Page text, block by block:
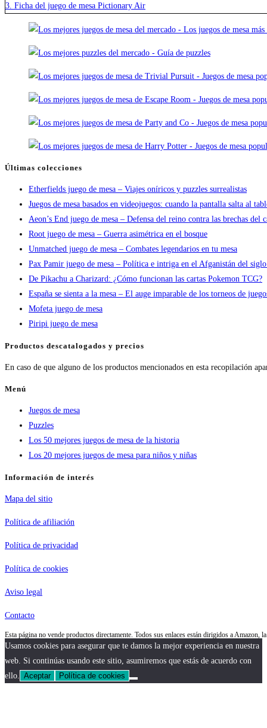
3. Ficha del juego de mesa Pictionary Air
Últimas colecciones
Etherfields juego de mesa – Viajes oníricos y puzzles surrealistas
Juegos de mesa basados en videojuegos: cuando la pantalla salta al
Aeon’s End juego de mesa – Defensa del reino contra las brechas del
Root juego de mesa – Guerra asimétrica en el bosque
Unmatched juego de mesa – Combates legendarios en tu mesa
Pax Pamir juego de mesa – Política e intriga en el Afganistán del
De Pikachu a Charizard: ¿Cómo funcionan las cartas Pokemon TCG?
España se sienta a la mesa – El auge imparable de los torneos de
Mofeta juego de mesa
Piripi juego de mesa
Productos descatalogados y precios
En caso de que alguno de los productos mencionados en esta recopilación
Menú
Juegos de mesa
Puzzles
Los 50 mejores juegos de mesa de la historia
Los 20 mejores juegos de mesa para niños y niñas
Información de interés
Mapa del sitio
Política de afiliación
Política de privacidad
Política de cookies
Aviso legal
Contacto
Esta página no vende productos directamente. Todos sus enlaces están dirigidos a
Usamos cookies para asegurar que te damos la mejor experiencia en nuestra
web. Si continúas usando este sitio, asumiremos que estás de acuerdo con
ello. Aceptar Política de cookies